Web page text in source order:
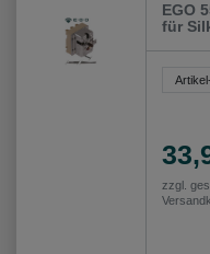
EGO
für
zzgl.